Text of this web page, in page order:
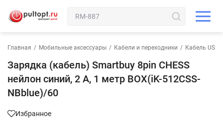
Главная / Мобильные аксессуары / Кабели и переходники / Кабель
Зарядка (кабель) Smartbuy 8pin CHESS
нейлон синий, 2 А, 1 метр BOX(iK-512CSS-
NBblue)/60
Избранное